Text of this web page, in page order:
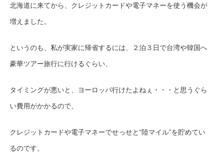
北海道に来てから、クレジットカードや電子マネーを使う機会が
増えました。
というのも、私が実家に帰省するには、２泊３日で台湾や韓国へ
豪華ツアー旅行に行けるぐらい、
タイミングが悪いと、ヨーロッパ行けたよねぇ・・・と思うぐら
い費用がかかるので、
クレジットカードや電子マネーでせっせと“陸マイル”を貯めてい
るのです。